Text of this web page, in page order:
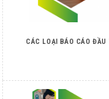
CÁC LOẠI BÁO CÁO